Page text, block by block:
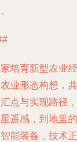
培育新型农业
业形态构想，
点与实现路径
遥感，到地里
能装备，技术